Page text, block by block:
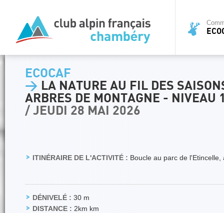
ECOCAF
> LA NATURE AU FIL DES
ARBRES DE MONTAGNE - NIVEAU
/ JEUDI 28 MAI 2026
ITINÉRAIRE DE L'ACTIVITÉ : Boucle au parc de
DÉNIVELÉ : 30 m
DISTANCE : 2km km